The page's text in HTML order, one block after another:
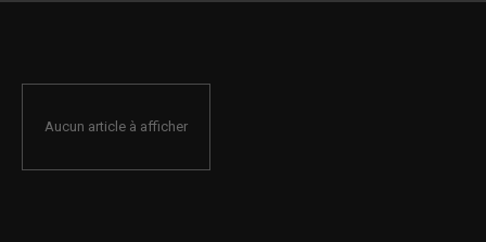
Aucun article à afficher